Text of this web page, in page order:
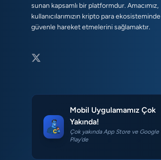
sunan kapsamlı bir platformdur. Amacımız,
kullanıcılarımızın kripto para ekosisteminde
güvenle hareket etmelerini sağlamaktır.
Mobil Uygulamamız Çok
Yakında!
Çok yakında App Store ve Google
Play'de